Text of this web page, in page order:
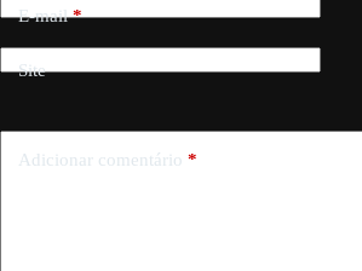
E-mail*
Site
Adicionar comentário *